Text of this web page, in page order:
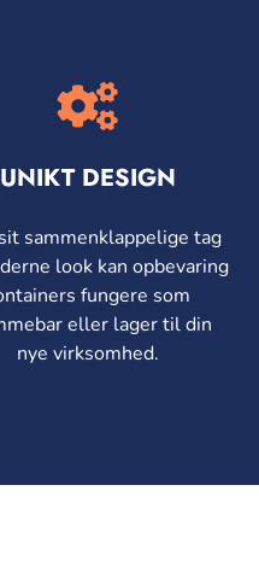
UNIKT DESIGN
sammenklappelige tag
look kan opbevaring
fungere som
eller lager til din
nye virksomhed.